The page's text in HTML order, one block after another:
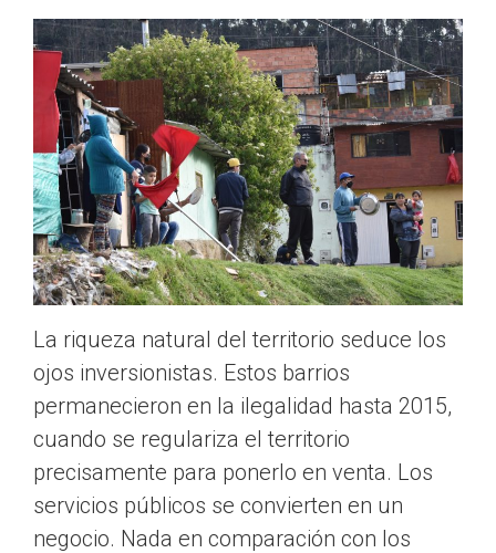
La riqueza natural del territorio seduce los
ojos inversionistas. Estos barrios
permanecieron en la ilegalidad hasta 2015,
cuando se regulariza el territorio
precisamente para ponerlo en venta. Los
servicios públicos se convierten en un
negocio. Nada en comparación con los